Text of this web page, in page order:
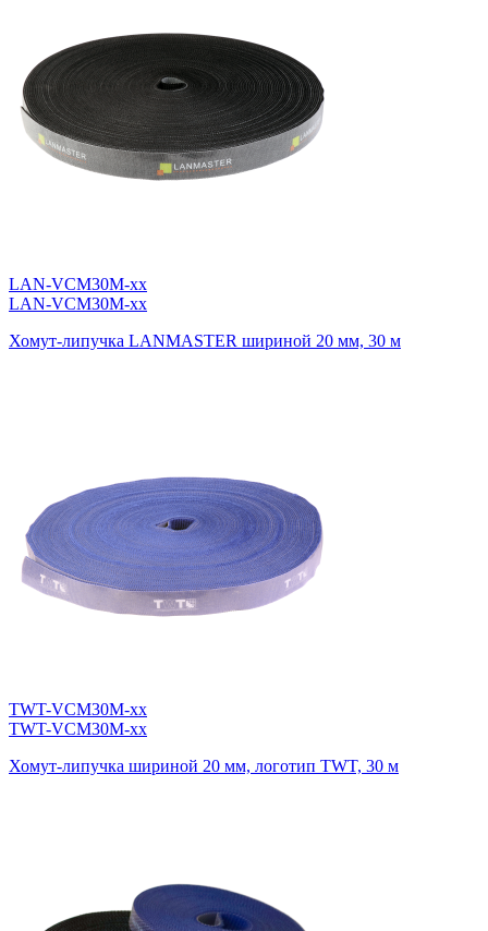
LAN-VCM30M-xx
LAN-VCM30M-xx
Хомут-липучка LANMASTER шириной 20 мм, 30 м
TWT-VCM30M-xx
TWT-VCM30M-xx
Хомут-липучка шириной 20 мм, логотип TWT, 30 м